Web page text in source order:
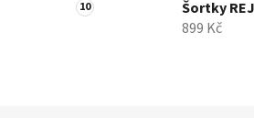
Šortky
899 Kč